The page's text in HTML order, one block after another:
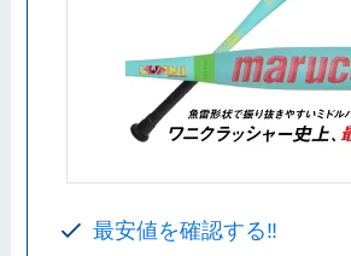
最安値を確認する‼️